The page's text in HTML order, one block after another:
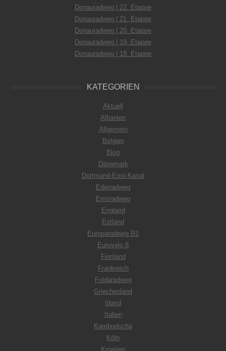
Donauradweg | 22. Etappe
Donauradweg | 21. Etappe
Donauradweg | 20. Etappe
Donauradweg | 19. Etappe
Donauradweg | 18. Etappe
KATEGORIEN
Aktuell
Albanien
Allgemein
Belgien
Blog
Dänemark
Dortmund-Ems-Kanal
Ederradweg
Emsradweg
England
Estland
Europaradweg R1
Eurovelo 8
Finnland
Frankreich
Fuldaradweg
Griechenland
Irland
Italien
Kambodscha
Köln
Kroatien